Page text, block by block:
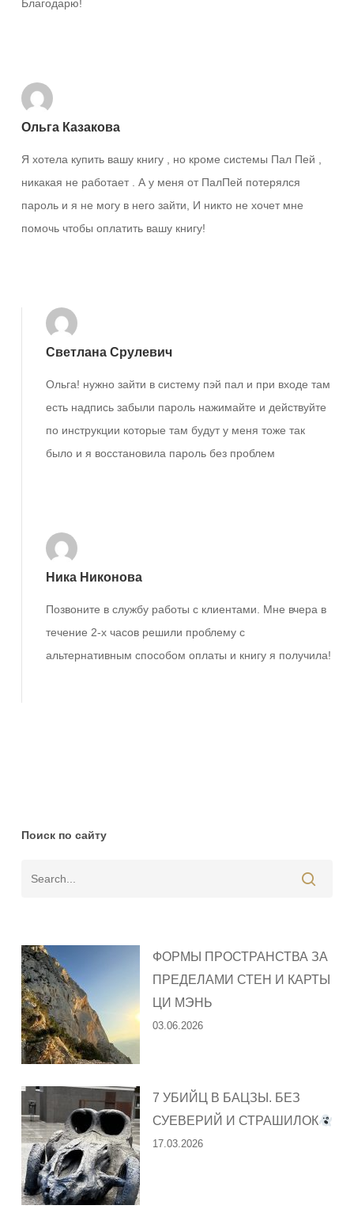
Благодарю!
Ольга Казакова
Я хотела купить вашу книгу , но кроме системы Пал Пей ,
никакая не работает . А у меня от ПалПей потерялся
пароль и я не могу в него зайти, И никто не хочет мне
помочь чтобы оплатить вашу книгу!
Светлана Срулевич
Ольга! нужно зайти в систему пэй пал и при входе там
есть надпись забыли пароль нажимайте и действуйте
по инструкции которые там будут у меня тоже так
было и я восстановила пароль без проблем
Ника Никонова
Позвоните в службу работы с клиентами. Мне вчера в
течение 2-х часов решили проблему с
альтернативным способом оплаты и книгу я получила!
Поиск по сайту
ФОРМЫ ПРОСТРАНСТВА ЗА
ПРЕДЕЛАМИ СТЕН И КАРТЫ
ЦИ МЭНЬ
03.06.2026
7 УБИЙЦ В БАЦЗЫ. БЕЗ
СУЕВЕРИЙ И СТРАШИЛОК
17.03.2026